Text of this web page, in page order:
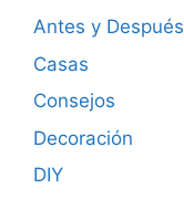
Antes y Después
Casas
Consejos
Decoración
DIY